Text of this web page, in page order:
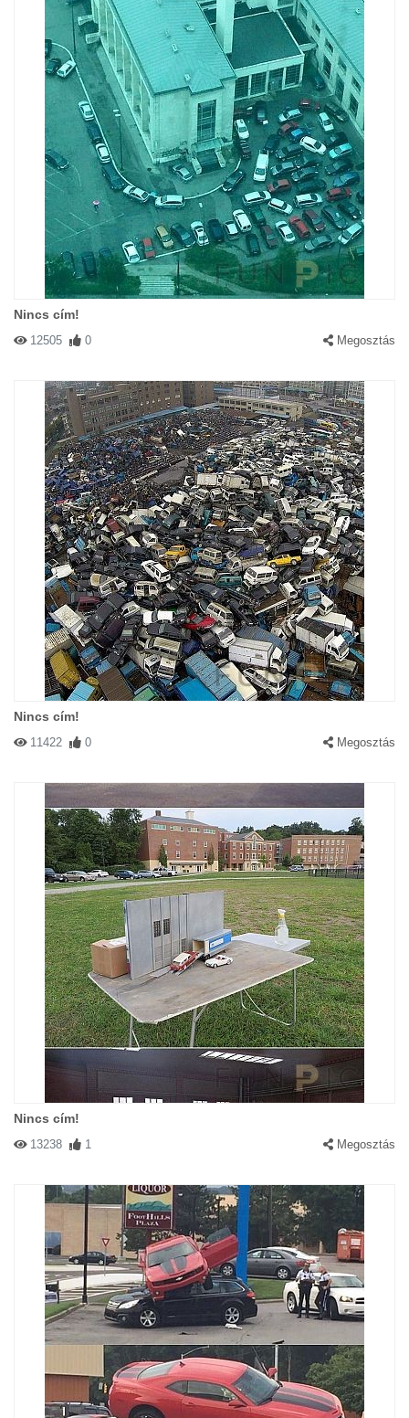
Nincs cím!
12505 0 Megosztás
Nincs cím!
11422 0 Megosztás
Nincs cím!
13238 1 Megosztás